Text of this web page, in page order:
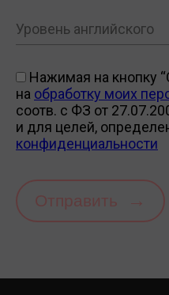
Нажимая на кнопку
на обработку моих
соотв. с ФЗ от
и для целей,
конфиденциальности
Отправить →